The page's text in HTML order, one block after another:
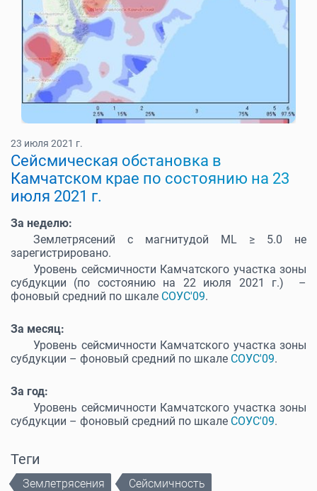
23 июля 2021 г.
Cейсмическая обстановка в
Камчатском крае по состоянию на 23
июля 2021 г.
За неделю:
Землетрясений с магнитудой МL ≥ 5.0 не
зарегистрировано.
Уровень сейсмичности Камчатского участка зоны
субдукции (по состоянию на 22 июля 2021 г.) –
фоновый средний по шкале СОУС'09.
За месяц:
Уровень сейсмичности Камчатского участка зоны
субдукции – фоновый средний по шкале СОУС'09.
За год:
Уровень сейсмичности Камчатского участка зоны
субдукции – фоновый средний по шкале СОУС'09.
Теги
Землетрясения
Сейсмичность